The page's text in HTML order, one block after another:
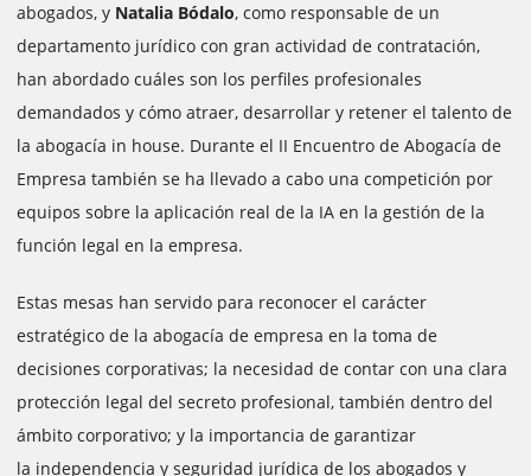
abogados, y Natalia Bódalo, como responsable de un
departamento jurídico con gran actividad de contratación,
han abordado cuáles son los perfiles profesionales
demandados y cómo atraer, desarrollar y retener el talento de
la abogacía in house. Durante el II Encuentro de Abogacía de
Empresa también se ha llevado a cabo una competición por
equipos sobre la aplicación real de la IA en la gestión de la
función legal en la empresa.
Estas mesas han servido para reconocer el carácter
estratégico de la abogacía de empresa en la toma de
decisiones corporativas; la necesidad de contar con una clara
protección legal del secreto profesional, también dentro del
ámbito corporativo; y la importancia de garantizar
la independencia y seguridad jurídica de los abogados y